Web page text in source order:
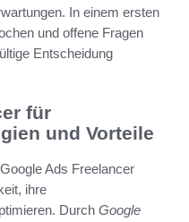
In einem ersten
und offene Fragen
Entscheidung
für
und Vorteile
Ads Freelancer
ihre
Durch Google